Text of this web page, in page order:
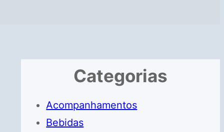
Categorias
Acompanhamentos
Bebidas